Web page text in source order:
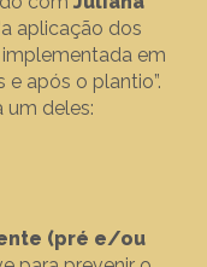
aplicação dos
em
após o plantio”.
um deles:
(pré e/ou